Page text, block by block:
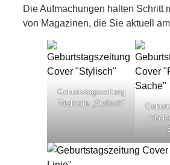
Die Aufmachungen halten Schritt
von Magazinen, die Sie aktuell
Geburtstagszeitung
Titelseite „Stylisch“